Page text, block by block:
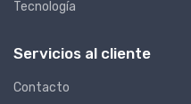
Tecnología
Servicios al cliente
Contacto